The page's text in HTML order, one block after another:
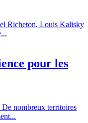
Richeton, Louis Kalisky
pour les
nombreux territoires